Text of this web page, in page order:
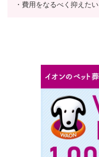
・費用をなるべく抑えたい